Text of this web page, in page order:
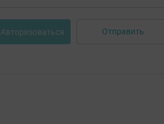
Авторизоваться Отправить